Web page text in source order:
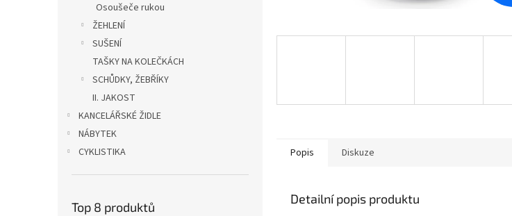
Osoušeče rukou
ŽEHLENÍ
SUŠENÍ
TAŠKY NA KOLEČKÁCH
SCHŮDKY, ŽEBŘÍKY
II. JAKOST
KANCELÁŘSKÉ ŽIDLE
NÁBYTEK
CYKLISTIKA
Top 8 produktů
Popis Diskuze
Detailní popis produktu